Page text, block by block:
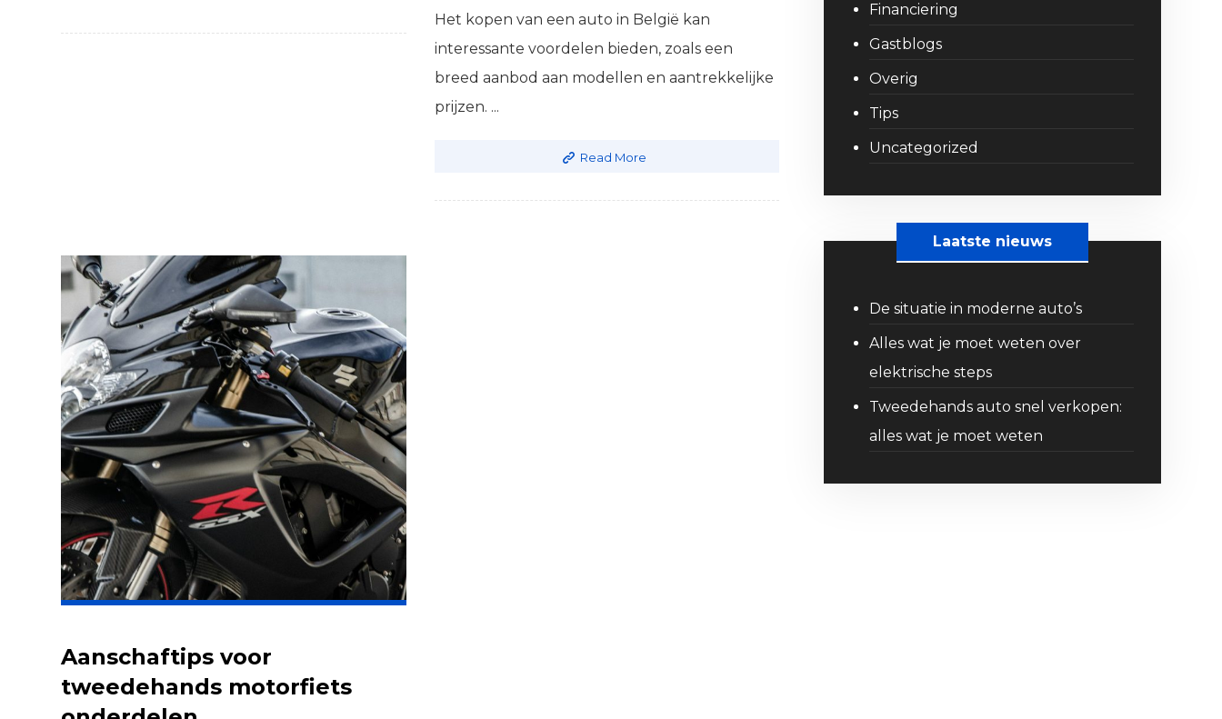
Het kopen van een auto in België kan
interessante voordelen bieden, zoals een
breed aanbod aan modellen en aantrekkelijke
prijzen. ...
Read More
Aanschaftips voor
tweedehands motorfiets
Financiering
Gastblogs
Overig
Tips
Uncategorized
Laatste nieuws
De situatie in moderne auto’s
Alles wat je moet weten over
elektrische steps
Tweedehands auto snel verkopen:
alles wat je moet weten